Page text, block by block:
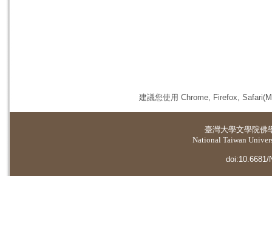
建議您使用 Chrome, Firefox,
臺灣大學文學院佛
National Taiwan
doi:10.6681/